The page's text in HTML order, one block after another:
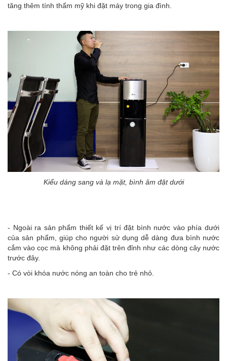
tăng thêm tính thẩm mỹ khi đặt máy trong gia đình.
Kiểu dáng sang và lạ mặt, bình âm đặt dưới
- Ngoài ra sản phẩm thiết kế vị trí đặt bình nước vào phía dưới
của sản phẩm, giúp cho người sử dụng dễ dàng đưa bình nước
cắm vào cọc mà không phải đặt trên đỉnh như các dòng cây nước
trước đây.
- Có vòi khóa nước nóng an toàn cho trẻ nhỏ.